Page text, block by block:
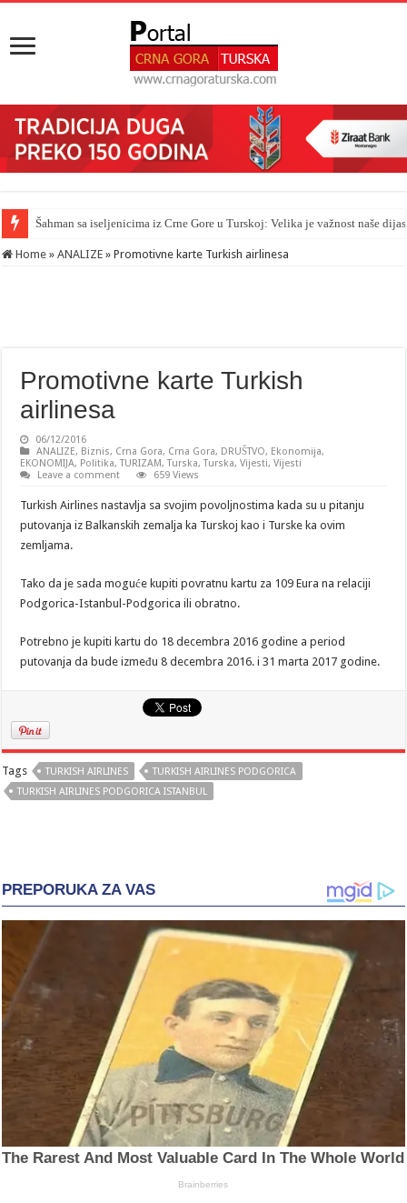
Šahman sa iseljenicima iz Crne Gore u Turskoj: Velika je važnost naše
Home » ANALIZE » Promotivne karte Turkish airlinesa
Promotivne karte Turkish
airlinesa
06/12/2016
ANALIZE, Biznis, Crna Gora, Crna Gora, DRUŠTVO, Ekonomija,
EKONOMIJA, Politika,TURIZAM,Turska,Turska,Vijesti,Vijesti
Leave a comment
659 Views
Turkish Airlines nastavlja sa svojim povoljnostima kada su u pitanju
putovanja iz Balkanskih zemalja ka Turskoj kao i Turske ka ovim
zemljama.
Tako da je sada moguće kupiti povratnu kartu za 109 Eura na relaciji
Podgorica-Istanbul-Podgorica ili obratno.
Potrebno je kupiti kartu do 18 decembra 2016 godine a period
putovanja da bude između 8 decembra 2016. i 31 marta 2017 godine.
Tags TURKISH AIRLINES
TURKISH AIRLINES PODGORICA
TURKISH AIRLINES PODGORICA ISTANBUL